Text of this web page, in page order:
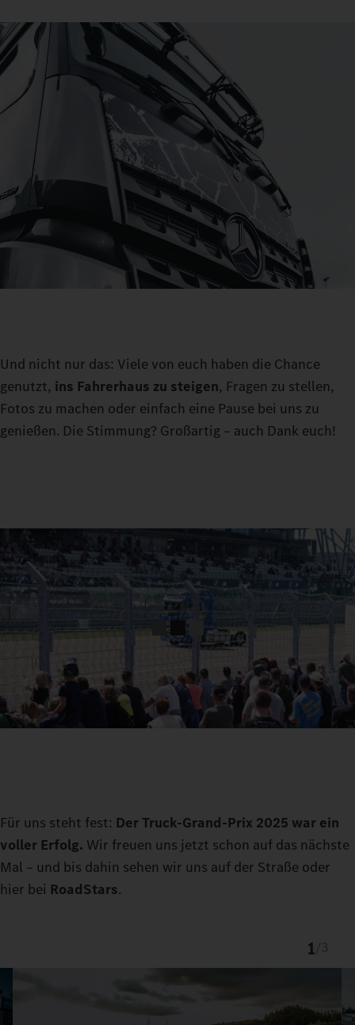
Und nicht nur das: Viele von euch haben die Chance
genutzt, ins Fahrerhaus zu steigen, Fragen zu stellen,
Fotos zu machen oder einfach eine Pause bei uns zu
genießen. Die Stimmung? Großartig – auch Dank euch!
Für uns steht fest: Der Truck-Grand-Prix 2025 war ein
voller Erfolg. Wir freuen uns jetzt schon auf das nächste
Mal – und bis dahin sehen wir uns auf der Straße oder
hier bei RoadStars.
1